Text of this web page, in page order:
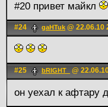
#20 привет майкл
#24 gaHTuk @ 22.06.10
#25 bRIGHT_ @
он уехал к афтару